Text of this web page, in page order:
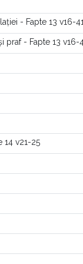
- Fapte 13 v16-
praf - Fapte 13 v16-
14 v21-25